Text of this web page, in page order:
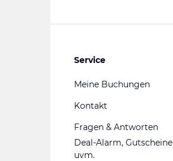
Service
Meine Buchungen
Kontakt
Fragen & Antworten
Deal-Alarm, Gutscheine
uvm.